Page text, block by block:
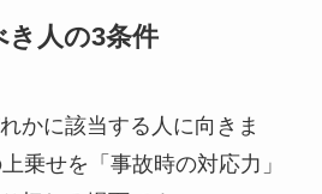
き人の3条件
かに該当する人に向きま
乗せを「事故時の対応力」